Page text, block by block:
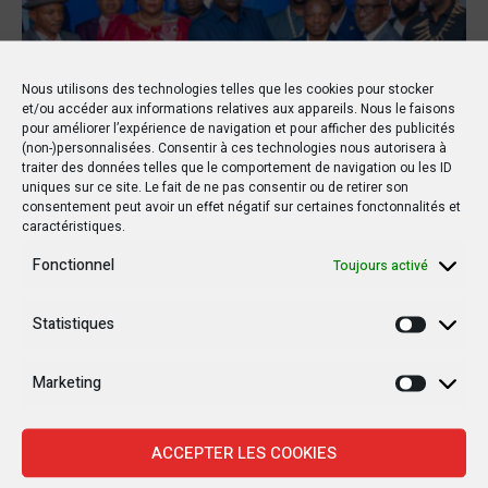
Nous utilisons des technologies telles que les cookies pour stocker
et/ou accéder aux informations relatives aux appareils. Nous le faisons
pour améliorer l’expérience de navigation et pour afficher des publicités
(non-)personnalisées. Consentir à ces technologies nous autorisera à
traiter des données telles que le comportement de navigation ou les ID
uniques sur ce site. Le fait de ne pas consentir ou de retirer son
consentement peut avoir un effet négatif sur certaines fonctonnalités et
caractéristiques.
Fonctionnel Toujours activé
Statistiques
Marketing
ACCEPTER LES COOKIES
Les populations du Nord et
Sud-Kivu et de l’Ituri rassurées
de leur participation au